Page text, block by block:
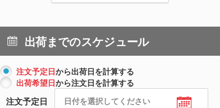
出荷までのスケジュール
注文予定日から出荷日を計算する
出荷希望日から注文日を計算する
注文予定日